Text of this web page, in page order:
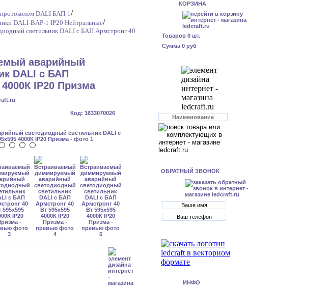
DALI БАП-1/
DALI-BAP-1 IP20 Нейтральные/
светильник DALI с БАП Армстронг 40
аварийный
DALI с БАП
IP20 Призма
Код: 1633070026
КОРЗИНА
Товаров 0 шт.
Сумма 0 руб
ОБРАТНЫЙ ЗВОНОК
ИНФО